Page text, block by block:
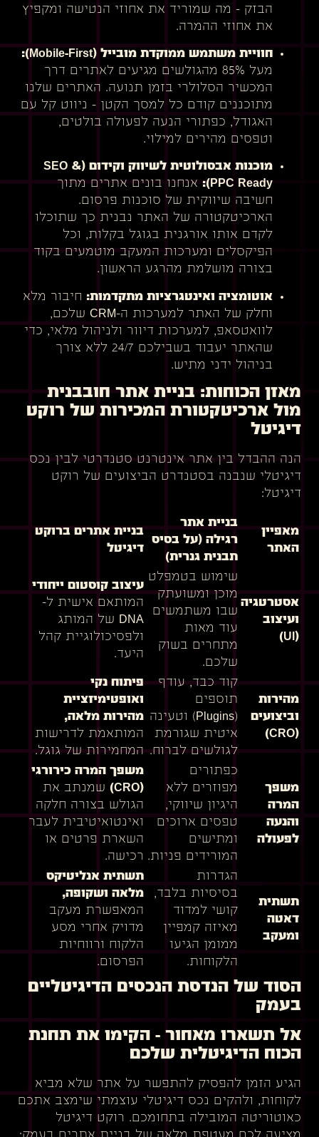
הבזק – מה שמוריד את אחוזי הנטישה ומקפיץ
את אחוזי ההמרה.
חוויית משתמש ממוקדת מובייל (Mobile-First):
מעל 85% מהגולשים מגיעים לאתרים דרך
המכשיר הסלולרי בזמן תנועה. האתרים שלנו
מתוכננים קודם כל למסך הקטן – ניווט קל עם
האגודל, כפתורי הנעה לפעולה בולטים,
וטפסים מהירים למילוי.
מוכנות אבסולוטית לשיווק וקידום (SEO &
PPC Ready):
אנחנו בונים אתרים מתוך
חשיבה שיווקית של סוכנות פרסום.
הארכיטקטורה של האתר נבנית כך שתוכלו
לקדם אותו אורגנית בגוגל בקלות, וכל
הפיקסלים ומערכות המעקב מוטמעים בקוד
בצורה מושלמת מהרגע הראשון.
אוטומציה ואינטגרציות מתקדמות: חיבור מלא
וחלק של האתר למערכות ה-CRM שלכם,
לוואטסאפ, למערכות דיוור ולניהול מלאי, כדי
שהאתר יעבוד בשבילכם 24/7 ללא צורך
בניהול ידני מתיש.
מאזן הכוחות: בניית אתר חובבנית
מול ארכיטקטורת המכירות של רוקט
דיגיטל
הנה ההבדל בין אתר אינטרנט סטנדרטי לבין נכס
דיגיטלי שנבנה בסטנדרט הביצועים של רוקט
דיגיטל:
מאפיין
האתר
בניית אתר
רגילה (על בסיס
תבנית גנרית)
בניית אתרים ברוקט
דיגיטל
אסטרטגיה
ועיצוב
(UI)
שימוש בטמפלט
מוכן ומשועתק
שבו משתמשים
עוד מאות
מתחרים בשוק
שלכם.
עיצוב קוסטום ייחודי
המותאם אישית ל-
DNA של המותג
ולפסיכולוגיית קהל
היעד.
מהירות
וביצועים
(CRO)
קוד כבד, עודף
תוספים
(Plugins) וטעינה
איטית שגורמת
לגולשים לברוח.
פיתוח נקי
ואופטימיזציית
מהירות מלאה,
המותאמת לדרישות
המחמירות של גוגל.
משפך
המרה
והנעה
לפעולה
כפתורים
מפוזרים ללא
היגיון שיווקי,
טפסים ארוכים
ומתישים
המורידים פניות.
משפך המרה כירורגי
(CRO)
שמנתב את
הגולש בצורה חלקה
ואינטואיטיבית לעבר
השארת פרטים או
רכישה.
תשתית
דאטה
ומעקב
הגדרות
בסיסיות בלבד,
קושי למדוד
מאיזה קמפיין
ממומן הגיעו
הלקוחות.
תשתית אנליטיקס
מלאה ושקופה,
המאפשרת מעקב
מדויק אחרי מסע
הלקוח ורווחיות
הפרסום.
הסוד של הנדסת הנכסים הדיגיטליים
בעמק
אל תשארו מאחור – הקימו את תחנת
הכוח הדיגיטלית שלכם
הגיע הזמן להפסיק להתפשר על אתר שלא מביא
לקוחות, ולהקים נכס דיגיטלי עוצמתי שימצב אתכם
כאוטוריטה המובילה בתחומכם. רוקט דיגיטל